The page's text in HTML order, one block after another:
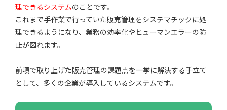
理できるシステムのことです。
これまで手作業で行っていた販売管理をシステマチックに処
理できるようになり、業務の効率化やヒューマンエラーの防
止が図れます。
前項で取り上げた販売管理の課題点を一挙に解決する手立て
として、多くの企業が導入しているシステムです。